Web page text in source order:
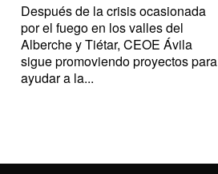
Después de la crisis ocasionada
por el fuego en los valles del
Alberche y Tiétar, CEOE Ávila
sigue promoviendo proyectos para
ayudar a la...